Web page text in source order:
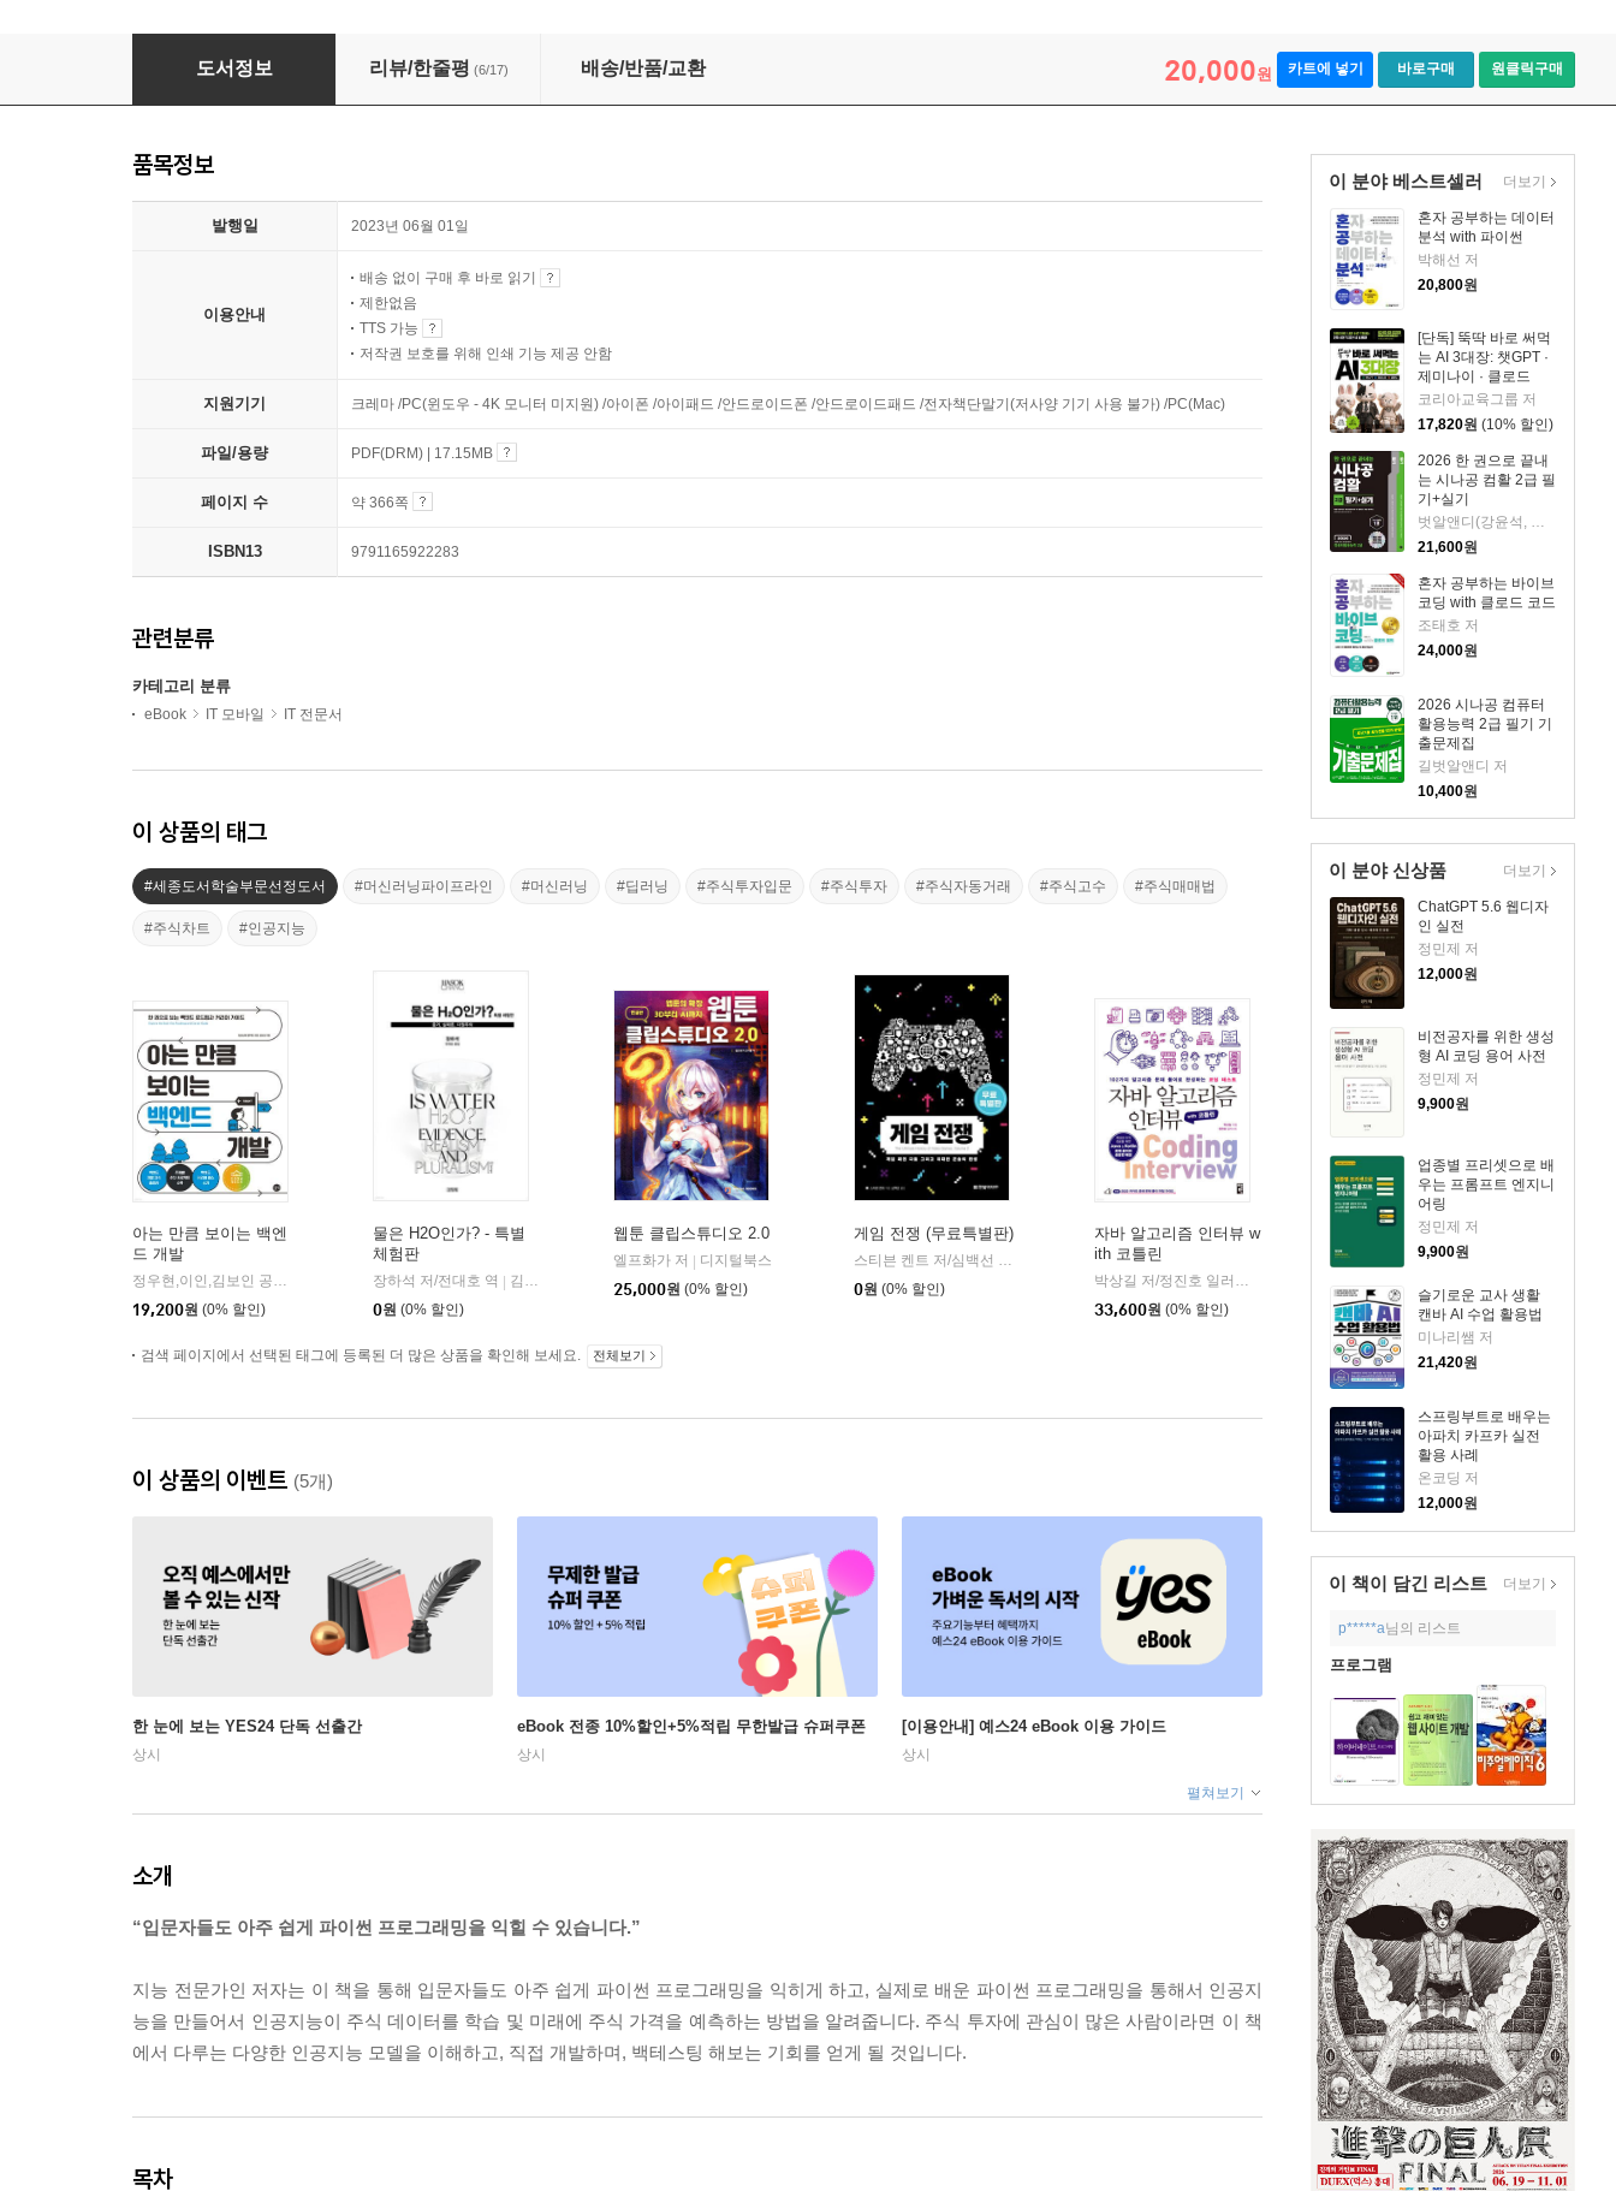
인공지능, 주식투자 좀 부탁해
도서정보 리뷰/한줄평 (6/17) 배송/반품/교환 20,000원 카트에 넣기 바로구매 원클릭구매
이 분야 베스트셀러
혼자 공부하는 데이터
분석 with 파이썬
박해선 저
20,800원
[단독] 뚝딱 바로 써먹
는 AI 3대장: 챗GPT ·
제미나이 · 클로드
코리아교육그룹 저
17,820원 (10% 할인)
2026 한 권으로 끝내
는 시나공 컴활 2급 필
기+실기
벗알앤디(강윤석, 김용갑, 김우경, 김종일) 저
21,600원
혼자 공부하는 바이브
코딩 with 클로드 코드
조태호 저
24,000원
2026 시나공 컴퓨터
활용능력 2급 필기 기
출문제집
길벗알앤디 저
10,400원
더보기
이 분야 신상품
ChatGPT 5.6 웹디자
인 실전
정민제 저
12,000원
비전공자를 위한 생성
형 AI 코딩 용어 사전
정민제 저
9,900원
업종별 프리셋으로 배
우는 프롬프트 엔지니
어링
정민제 저
9,900원
슬기로운 교사 생활
캔바 AI 수업 활용법
미나리쌤 저
21,420원
스프링부트로 배우는
아파치 카프카 실전
활용 사례
온코딩 저
12,000원
더보기
이 책이 담긴 리스트 더보기
p*****a님의 리스트
프로그램
품목정보
발행일 2023년 06월 01일
이용안내
배송 없이 구매 후 바로 읽기
제한없음
TTS 가능
저작권 보호를 위해 인쇄 기능 제공 안함
지원기기 크레마 /PC(윈도우 - 4K 모니터 미지원) /아이폰 /아이패드 /안드로이드폰 /안드로이드패드 /전자책단말기(저사양 기기 사용 불가) /PC(Mac)
파일/용량 PDF(DRM) | 17.15MB
페이지 수 약 366쪽
ISBN13 9791165922283
관련분류
카테고리 분류
eBook IT 모바일 IT 전문서
이 상품의 태그
#세종도서학술부문선정도서 #머신러닝파이프라인 #머신러닝 #딥러닝 #주식투자입문 #주식투자 #주식자동거래 #주식고수 #주식매매법
#주식차트 #인공지능
아는 만큼 보이는 백엔
드 개발
19,200원 (0% 할인)
물은 H2O인가? - 특별
체험판
장하석 저/전대호 역 | 김영사
0원 (0% 할인)
웹툰 클립스튜디오 2.0
엘프화가 저 | 디지털북스
25,000원 (0% 할인)
게임 전쟁 (무료특별판)
한빛미디어
0원 (0% 할인)
자바 알고리즘 인터뷰 w
ith 코틀린
33,600원 (0% 할인)
검색 페이지에서 선택된 태그에 등록된 더 많은 상품을 확인해 보세요. 전체보기
이 상품의 이벤트 (5개)
한 눈에 보는 YES24 단독 선출간
상시
eBook 전종 10%할인+5%적립 무한발급 슈퍼쿠폰
상시
[이용안내] 예스24 eBook 이용 가이드
상시
펼쳐보기
소개
“입문자들도 아주 쉽게 파이썬 프로그래밍을 익힐 수 있습니다.”
지능 전문가인 저자는 이 책을 통해 입문자들도 아주 쉽게 파이썬 프로그래밍을 익히게 하고, 실제로 배운 파이썬 프로그래밍을 통해서 인공지
능을 만들어서 인공지능이 주식 데이터를 학습 및 미래에 주식 가격을 예측하는 방법을 알려줍니다. 주식 투자에 관심이 많은 사람이라면 이 책
에서 다루는 다양한 인공지능 모델을 이해하고, 직접 개발하며, 백테스팅 해보는 기회를 얻게 될 것입니다.
목차